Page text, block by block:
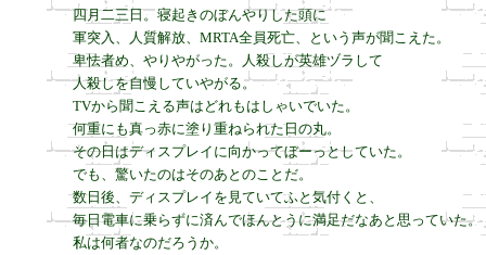
四月二三日。寝起きのぼんやりした頭に
軍突入、人質解放、MRTA全員死亡、という声が聞こえた。
卑怯者め、やりやがった。人殺しが英雄ヅラして
人殺しを自慢していやがる。
TVから聞こえる声はどれもはしゃいでいた。
何重にも真っ赤に塗り重ねられた日の丸。
その日はディスプレイに向かってぼーっとしていた。
でも、驚いたのはそのあとのことだ。
数日後、ディスプレイを見ていてふと気付くと、
毎日電車に乗らずに済んでほんとうに満足だなあと思っていた。
私は何者なのだろうか。